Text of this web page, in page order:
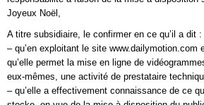
Joyeux Noël,
A titre subsidiaire, le confirmer en ce qu’il a dit :
– qu’en exploitant le site www.dailymotion.com
qu’elle permet la mise en ligne de
eux-mêmes, une activité de prestataire
– qu’elle a effectivement connaissance de ce